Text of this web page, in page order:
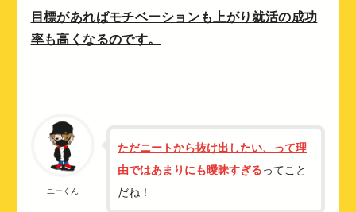
目標があればモチベーションも上がり就活の成功
率も高くなるのです。
ユーくん
ただニートから抜け出したい、って理
由ではあまりにも曖昧すぎるってこと
だね！